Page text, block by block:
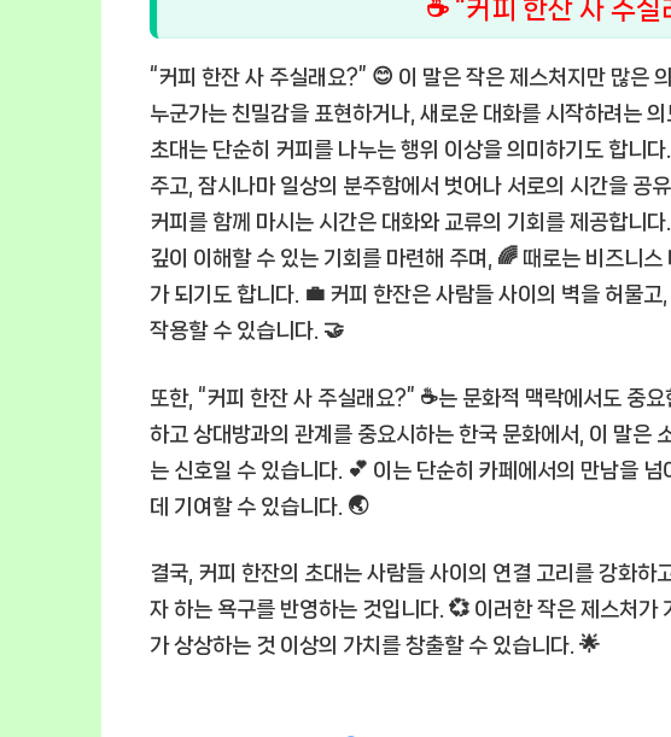
☕ “커피 한잔 사 주실
“커피 한잔 사 주실래요?” 😊 이 말은 작은 제스처지만 많은
누군가는 친밀감을 표현하거나, 새로운 대화를 시작하려는
초대는 단순히 커피를 나누는 행위 이상을 의미하기도 합니
주고, 잠시나마 일상의 분주함에서 벗어나 서로의 시간을 공
커피를 함께 마시는 시간은 대화와 교류의 기회를 제공합니
깊이 이해할 수 있는 기회를 마련해 주며, 🌈 때로는 비즈니
가 되기도 합니다. 💼 커피 한잔은 사람들 사이의 벽을 허물
작용할 수 있습니다. 🤝
또한, “커피 한잔 사 주실래요?” ☕는 문화적 맥락에서도 중
하고 상대방과의 관계를 중요시하는 한국 문화에서, 이 말은
는 신호일 수 있습니다. 💕 이는 단순히 카페에서의 만남을
데 기여할 수 있습니다. 🌏
결국, 커피 한잔의 초대는 사람들 사이의 연결 고리를 강화하
자 하는 욕구를 반영하는 것입니다. 💞 이러한 작은 제스처가
가 상상하는 것 이상의 가치를 창출할 수 있습니다. 🌟